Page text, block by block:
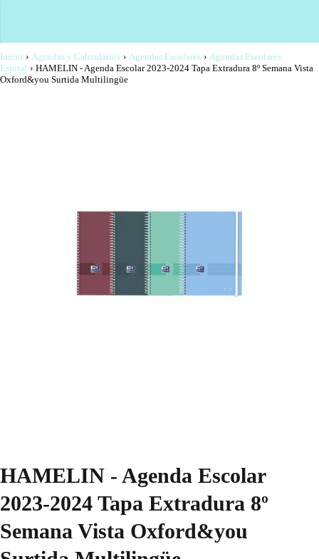
Inicio › Agendas y Calendarios › Agendas Escolares › Agendas Escolares
Espiral › HAMELIN - Agenda Escolar 2023-2024 Tapa Extradura 8º Semana Vista
Oxford&you Surtida Multilingüe
HAMELIN - Agenda Escolar
2023-2024 Tapa Extradura 8º
Semana Vista Oxford&you